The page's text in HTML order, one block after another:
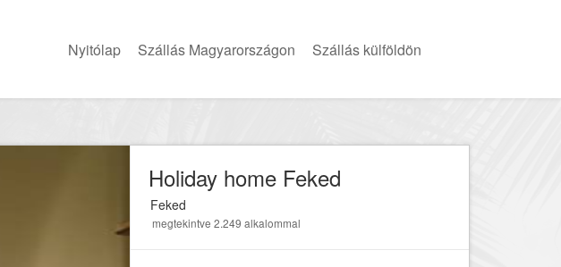
Nyitólap Szállás Magyarországon Szállás külföldön
Holiday home Feked
Feked
megtekintve 2.249 alkalommal